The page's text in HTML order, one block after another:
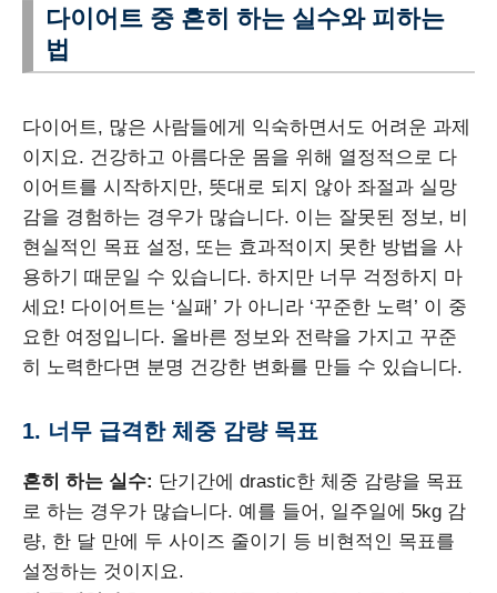
다이어트 중 흔히 하는 실수와 피하는
법
다이어트, 많은 사람들에게 익숙하면서도 어려운 과제
이지요. 건강하고 아름다운 몸을 위해 열정적으로 다
이어트를 시작하지만, 뜻대로 되지 않아 좌절과 실망
감을 경험하는 경우가 많습니다. 이는 잘못된 정보, 비
현실적인 목표 설정, 또는 효과적이지 못한 방법을 사
용하기 때문일 수 있습니다. 하지만 너무 걱정하지 마
세요! 다이어트는 ‘실패’ 가 아니라 ‘꾸준한 노력’ 이 중
요한 여정입니다. 올바른 정보와 전략을 가지고 꾸준
히 노력한다면 분명 건강한 변화를 만들 수 있습니다.
1. 너무 급격한 체중 감량 목표
흔히 하는 실수: 단기간에 drastic한 체중 감량을 목표
로 하는 경우가 많습니다. 예를 들어, 일주일에 5kg 감
량, 한 달 만에 두 사이즈 줄이기 등 비현적인 목표를
설정하는 것이지요.